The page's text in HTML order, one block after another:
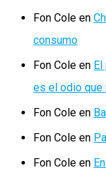
Fon Cole en
consumo
Fon Cole en El
es el odio que
Fon Cole en
Fon Cole en
Fon Cole en